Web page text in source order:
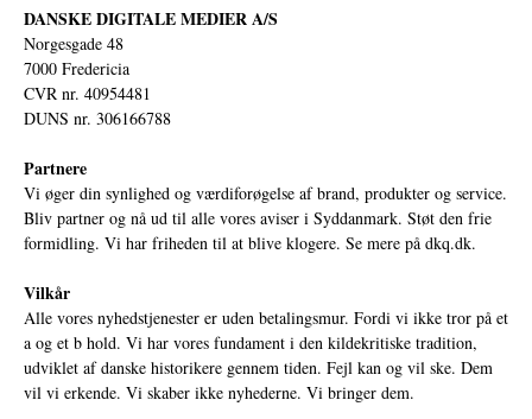
DANSKE DIGITALE MEDIER A/S
Norgesgade 48
7000 Fredericia
CVR nr. 40954481
DUNS nr. 306166788
Partnere
Vi øger din synlighed og værdiforøgelse af brand, produkter og service.
Bliv partner og nå ud til alle vores aviser i Syddanmark. Støt den frie
formidling. Vi har friheden til at blive klogere. Se mere på dkq.dk.
Vilkår
Alle vores nyhedstjenester er uden betalingsmur. Fordi vi ikke tror på et
a og et b hold. Vi har vores fundament i den kildekritiske tradition,
udviklet af danske historikere gennem tiden. Fejl kan og vil ske. Dem
vil vi erkende. Vi skaber ikke nyhederne. Vi bringer dem.